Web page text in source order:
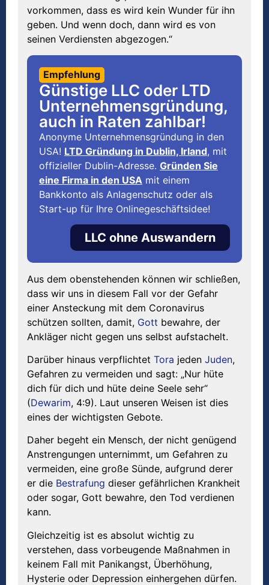
vorkommen, dass es wird kein Wunder für ihn
geben. Und wenn doch, dann wird es von
seinen Verdiensten abgezogen.“
Empfehlung
Günstige LLC oder LTD
Unternehmensgründung,
auch in Raten zahlbar!
Anonyme Unternehmensgründung in den
USA! LTD Gründung in Dublin, Irland, mit
offizieller Dublin-Adresse. Gründen Sie
eine Firma in den USA mit einem
Bankkonto als Anlagenschutz oder als
Start-up für Ihre Onlinegeschäftsidee!
LLC ohne Auswandern
Aus dem obenstehenden können wir schließen,
dass wir uns in diesem Fall vor der Gefahr
einer Ansteckung mit dem Coronavirus
schützen sollten, damit, Gott bewahre, der
Ankläger nicht gegen uns selbst aufstachelt.
Darüber hinaus verpflichtet Tora jeden Juden,
Gefahren zu vermeiden und sagt: „Nur hüte
dich für dich und hüte deine Seele sehr“
(Dewarim, 4:9). Laut unseren Weisen ist dies
eines der wichtigsten Gebote.
Daher begeht ein Mensch, der nicht genügend
Anstrengungen unternimmt, um Gefahren zu
vermeiden, eine große Sünde, aufgrund derer
er die Bestrafung dieser gefährlichen Krankheit
oder sogar, Gott bewahre, den Tod verdienen
kann.
Gleichzeitig ist es absolut wichtig zu
verstehen, dass vorbeugende Maßnahmen in
keinem Fall mit Panikangst, Überhöhung,
Hysterie oder Depression einhergehen dürfen.